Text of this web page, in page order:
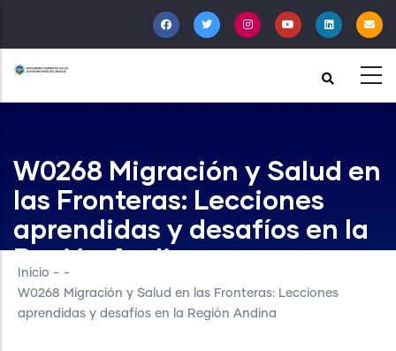
al
contenido
principal
W0268 Migración y Salud en
las Fronteras: Lecciones
aprendidas y desafíos en la
Región Andina
Inicio - -
W0268 Migración y Salud en las Fronteras: Lecciones
aprendidas y desafíos en la Región Andina